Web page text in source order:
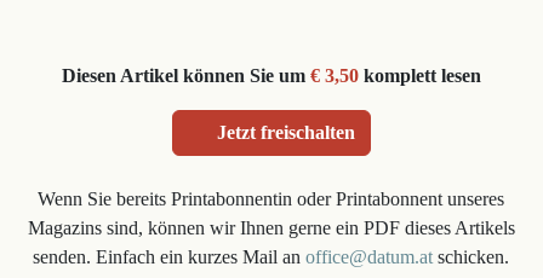
Diesen Artikel können Sie um € 3,50komplett lesen
Jetzt freischalten
Wenn Sie bereits Printabonnentin oder Printabonnent unseres
Magazins sind, können wir Ihnen gerne ein PDF dieses Artikels
senden. Einfach ein kurzes Mail anoffice@datum.at schicken.